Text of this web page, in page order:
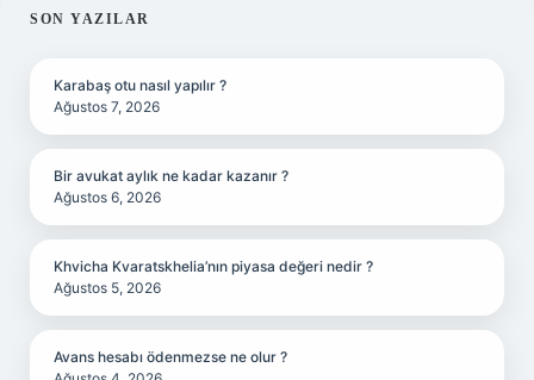
SIDEBAR
SON YAZILAR
Karabaş otu nasıl yapılır ?
Ağustos 7, 2026
Bir avukat aylık ne kadar kazanır ?
Ağustos 6, 2026
Khvicha Kvaratskhelia’nın piyasa değeri nedir ?
Ağustos 5, 2026
Avans hesabı ödenmezse ne olur ?